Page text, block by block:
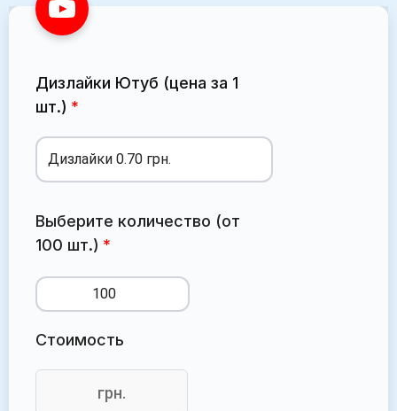
Дизлайки Ютуб (цена за 1
шт.)
Выберите количество (от
100 шт.)
Стоимость
грн.